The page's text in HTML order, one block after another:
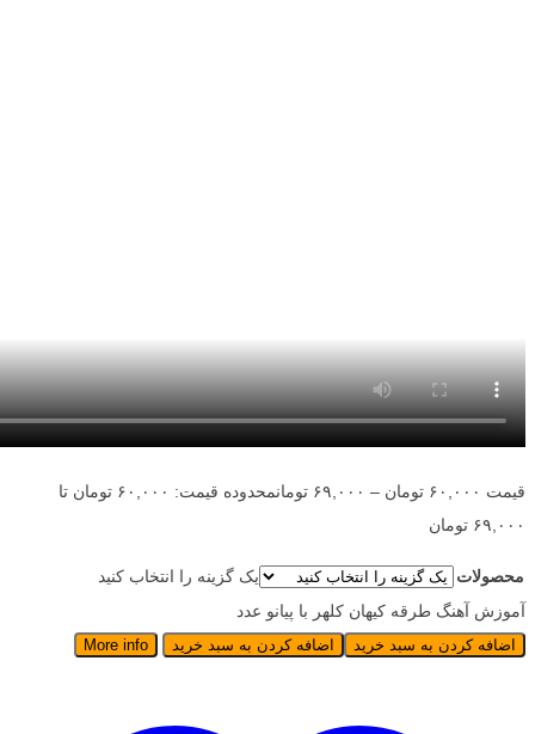
قیمت ۶۰,۰۰۰ تومان – ۶۹,۰۰۰ تومان
محدوده قیمت: ۶۰,۰۰۰ تومان تا
۶۹,۰۰۰ تومان
محصولات
یک گزینه را انتخاب کنید
آموزش آهنگ طرقه کیهان کلهر با پیانو عدد
اضافه کردن به سبد خرید اضافه کردن به سبد خرید More info